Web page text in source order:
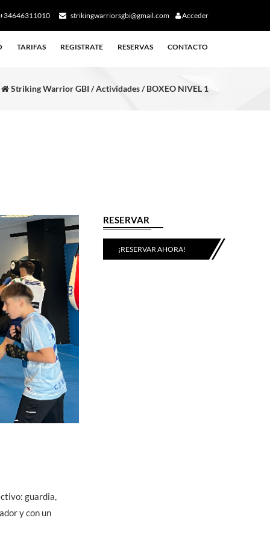
+34646311010 strikingwarriorsgbi@gmail.com Acceder
TARIFAS REGISTRATE RESERVAS CONTACTO
Striking Warrior GBI / Actividades / BOXEO NIVEL 1
guardia,
y con un
RESERVAR
¡RESERVAR AHORA!